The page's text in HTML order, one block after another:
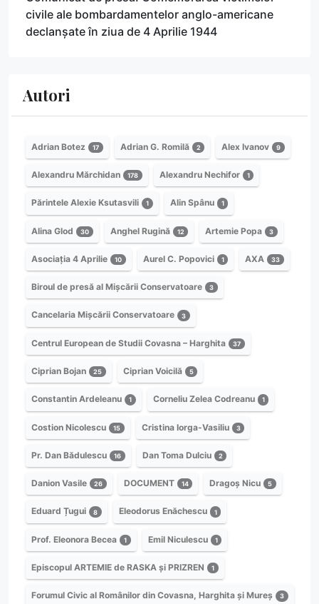
civile ale bombardamentelor anglo-americane
declanșate în ziua de 4 Aprilie 1944
Autori
Adrian Botez 17 Adrian G. Romilă 2 Alex Ivanov 9
Alexandru Mărchidan 178 Alexandru Nechifor 1
Părintele Alexie Ksutasvili 1 Alin Spânu 1
Alina Glod 30 Anghel Rugină 12 Artemie Popa 3
Asociația 4 Aprilie 10 Aurel C. Popovici 1 AXA 33
Biroul de presă al Mișcării Conservatoare 3
Cancelaria Mișcării Conservatoare 3
Centrul European de Studii Covasna – Harghita 37
Ciprian Bojan 25 Ciprian Voicilă 5
Constantin Ardeleanu 1 Corneliu Zelea Codreanu 1
Costion Nicolescu 15 Cristina Iorga-Vasiliu 3
Pr. Dan Bădulescu 16 Dan Toma Dulciu 2
Danion Vasile 26 DOCUMENT 14 Dragoș Nicu 5
Eduard Țugui 8 Eleodorus Enăchescu 1
Prof. Eleonora Becea 1 Emil Niculescu 1
Episcopul ARTEMIE de RASKA și PRIZREN 1
Forumul Civic al Românilor din Covasna, Harghita și Mureș 3